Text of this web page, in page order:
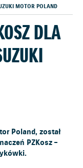
MOTOR POLAND
DLA
Poland, został
PZKosz –